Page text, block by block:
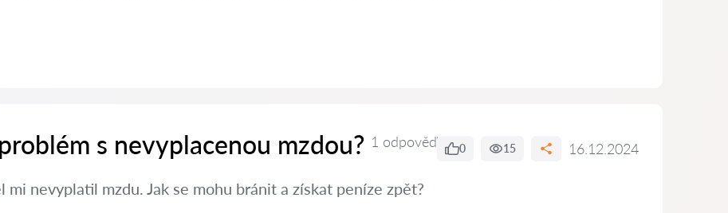
s nevyplacenou mzdou? 1 odpověď 0 15 16.12.2024
mi nevyplatil mzdu. Jak se mohu bránit a získat peníze zpět?